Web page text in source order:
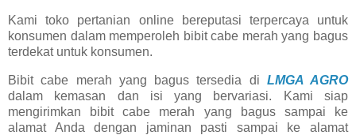
Kami toko pertanian online bereputasi terpercaya untuk
konsumen dalam memperoleh bibit cabe merah yang bagus
terdekat untuk konsumen.
Bibit cabe merah yang bagus tersedia di LMGA AGRO
dalam kemasan dan isi yang bervariasi. Kami siap
mengirimkan bibit cabe merah yang bagus sampai ke
alamat Anda dengan jaminan pasti sampai ke alamat